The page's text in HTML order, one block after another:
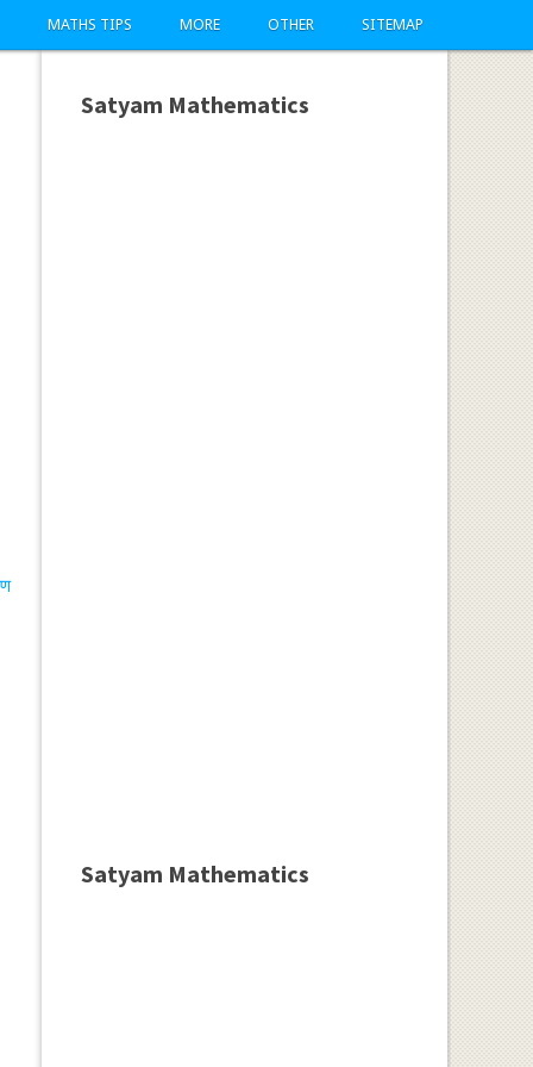
MATHS TIPS MORE OTHER SITEMAP
Satyam Mathematics
Satyam Mathematics